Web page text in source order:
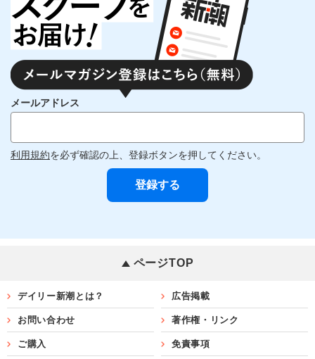
メールアドレス
利用規約を必ず確認の上、登録ボタンを押してください。
ページTOP
デイリー新潮とは？ 広告掲載
お問い合わせ 著作権・リンク
ご購入 免責事項